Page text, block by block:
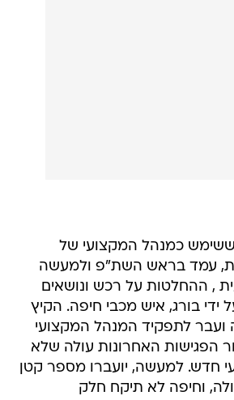
ששימש כמנהל המקצועי של
עמד בראש השת"פ ולמעשה
, ההחלטות על רכש ונושאים
ידי בורג, איש מכבי חיפה. הקיץ
ועבר לתפקיד המנהל המקצועי
הפגישות האחרונות עולה שלא
חדש. למעשה, יועברו מספר קטן
וחיפה לא תיקח חלק